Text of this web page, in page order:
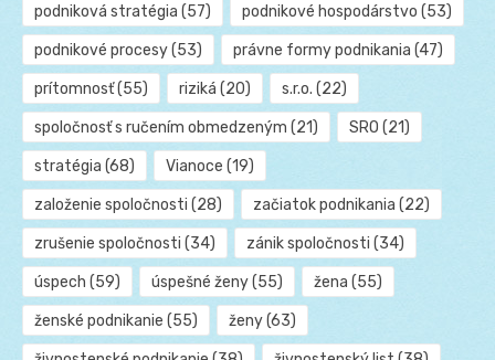
podniková stratégia (57) podnikové hospodárstvo (53)
podnikové procesy(53) právne formy podnikania (47)
prítomnosť(55) riziká (20) s.r.o. (22)
spoločnosť s ručením obmedzeným (21) SRO (21)
stratégia (68) Vianoce (19)
založenie spoločnosti (28) začiatok podnikania (22)
zrušenie spoločnosti (34) zánik spoločnosti (34)
úspech (59) úspešné ženy(55) žena (55)
ženské podnikanie (55) ženy(63)